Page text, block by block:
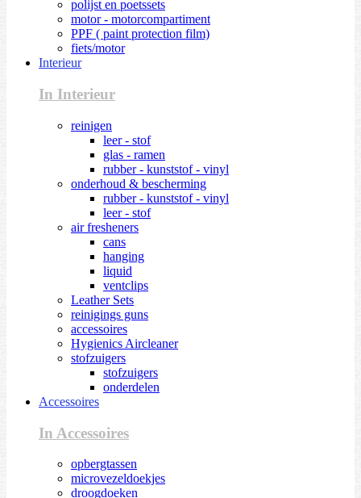
polijst en poetssets
motor - motorcompartiment
PPF ( paint protection film)
fiets/motor
Interieur
In Interieur
reinigen
leer - stof
glas - ramen
rubber - kunststof - vinyl
onderhoud & bescherming
rubber - kunststof - vinyl
leer - stof
air fresheners
cans
hanging
liquid
ventclips
Leather Sets
reinigings guns
accessoires
Hygienics Aircleaner
stofzuigers
stofzuigers
onderdelen
Accessoires
In Accessoires
opbergtassen
microvezeldoekjes
droogdoeken